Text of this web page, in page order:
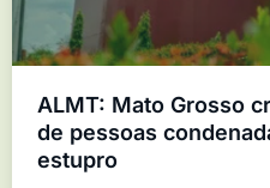
ALMT: Mato Grosso
de pessoas
estupro